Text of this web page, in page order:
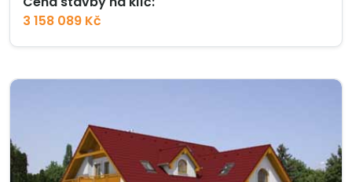
3 158 089 Kč